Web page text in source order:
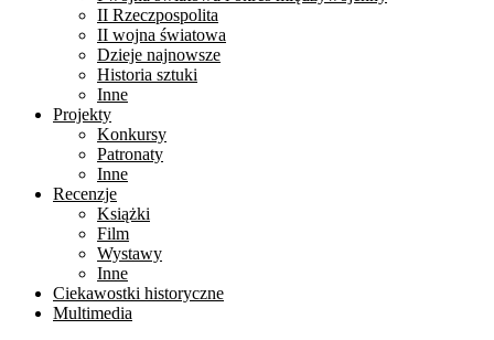
II Rzeczpospolita
II wojna światowa
Dzieje najnowsze
Historia sztuki
Inne
Projekty
Konkursy
Patronaty
Inne
Recenzje
Książki
Film
Wystawy
Inne
Ciekawostki historyczne
Multimedia